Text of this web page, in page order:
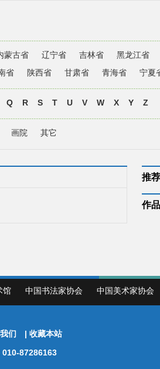
蒙古省 辽宁省 吉林省 黑龙江省
省 陕西省 甘肃省 青海省 宁夏
Q R S T U V W X Y Z
画院 其它
推
作
馆 中国书法家协会 中国美术家协会
们 | 收藏本站
87286163